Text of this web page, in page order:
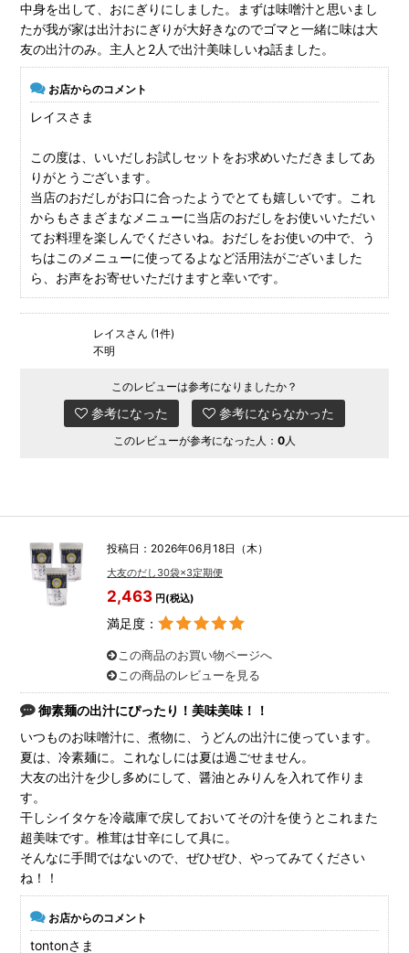
中身を出して、おにぎりにしました。まずは味噌汁と思いまし
たが我が家は出汁おにぎりが大好きなのでゴマと一緒に味は大
友の出汁のみ。主人と2人で出汁美味しいね話ました。
お店からのコメント
レイスさま
この度は、いいだしお試しセットをお求めいただきましてあ
りがとうございます。
当店のおだしがお口に合ったようでとても嬉しいです。これ
からもさまざまなメニューに当店のおだしをお使いいただい
てお料理を楽しんでくださいね。おだしをお使いの中で、う
ちはこのメニューに使ってるよなど活用法がございました
ら、お声をお寄せいただけますと幸いです。
レイスさん (1件)
不明
このレビューは参考になりましたか？
参考になった 参考にならなかった
このレビューが参考になった人： 0人
投稿日：2026年06月18日（木）
大友のだし30袋×3定期便
2,463 円(税込)
満足度：
この商品のお買い物ページへ
この商品のレビューを見る
御素麺の出汁にぴったり！美味美味！！
いつものお味噌汁に、煮物に、うどんの出汁に使っています。
夏は、冷素麺に。これなしには夏は過ごせません。
大友の出汁を少し多めにして、醤油とみりんを入れて作りま
す。
干しシイタケを冷蔵庫で戻しておいてその汁を使うとこれまた
超美味です。椎茸は甘辛にして具に。
そんなに手間ではないので、ぜひぜひ、やってみてください
ね！！
お店からのコメント
tontonさま